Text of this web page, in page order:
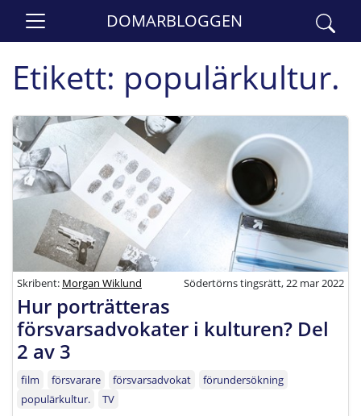
DOMARBLOGGEN
Etikett: populärkultur.
Skribent: Morgan Wiklund Södertörns tingsrätt, 22 mar 2022
Hur porträtteras
försvarsadvokater i kulturen? Del
2 av 3
film försvarare försvarsadvokat
förundersökning
populärkultur.
TV